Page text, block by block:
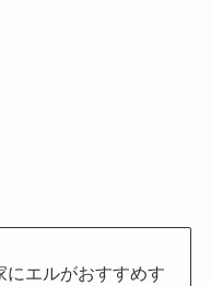
にエルがおすすめす